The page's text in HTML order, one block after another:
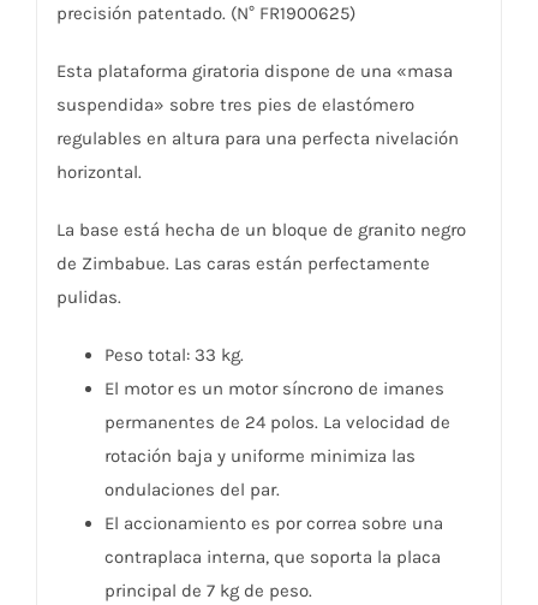
precisión patentado. (N° FR1900625)
Esta plataforma giratoria dispone de una «masa
suspendida» sobre tres pies de elastómero
regulables en altura para una perfecta nivelación
horizontal.
La base está hecha de un bloque de granito negro
de Zimbabue. Las caras están perfectamente
pulidas.
Peso total: 33 kg.
El motor es un motor síncrono de imanes
permanentes de 24 polos. La velocidad de
rotación baja y uniforme minimiza las
ondulaciones del par.
El accionamiento es por correa sobre una
contraplaca interna, que soporta la placa
principal de 7 kg de peso.